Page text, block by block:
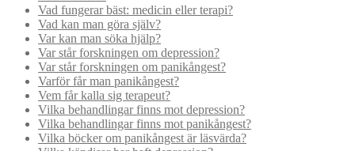
Vad fungerar bäst: medicin eller terapi?
Vad kan man göra själv?
Var kan man söka hjälp?
Var står forskningen om depression?
Var står forskningen om panikångest?
Varför får man panikångest?
Vem får kalla sig terapeut?
Vilka behandlingar finns mot depression?
Vilka behandlingar finns mot panikångest?
Vilka böcker om panikångest är läsvärda?